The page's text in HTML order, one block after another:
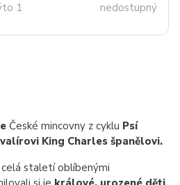
1 nedostupný
České mincovny z cyklu Psí
King Charles španělovi.
staletí oblíbenými